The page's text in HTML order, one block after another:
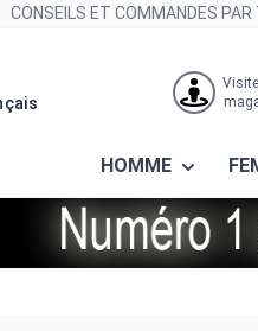
CONSEILS ET COMMANDES PAR
HOMME